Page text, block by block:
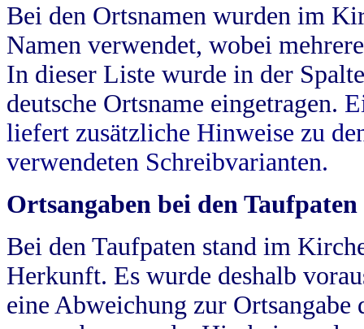
Bei den Ortsnamen wurden im
Namen verwendet, wobei
In dieser Liste wurde in der
deutsche Ortsname eingetragen.
liefert zusätzliche Hinweise zu
verwendeten Schreibvarianten.
Ortsangaben bei den Taufpaten
Bei den Taufpaten stand im
Herkunft. Es wurde deshalb
eine Abweichung zur